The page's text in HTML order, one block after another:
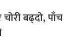
बढ्दो, पाँच